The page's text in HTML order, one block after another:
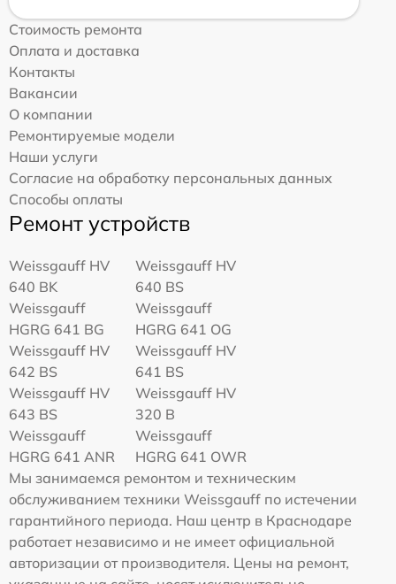
Стоимость ремонта
Оплата и доставка
Контакты
Вакансии
О компании
Ремонтируемые модели
Наши услуги
Согласие на обработку персональных данных
Способы оплаты
Ремонт устройств
Weissgauff HV
640 BK
Weissgauff HV
640 BS
Weissgauff
HGRG 641 BG
Weissgauff
HGRG 641 OG
Weissgauff HV
642 BS
Weissgauff HV
641 BS
Weissgauff HV
643 BS
Weissgauff HV
320 B
Weissgauff
HGRG 641 ANR
Weissgauff
HGRG 641 OWR
Мы занимаемся ремонтом и техническим
обслуживанием техники Weissgauff по истечении
гарантийного периода. Наш центр в Краснодаре
работает независимо и не имеет официальной
авторизации от производителя. Цены на ремонт,